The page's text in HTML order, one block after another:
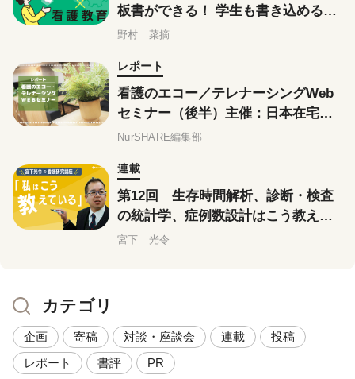
板書ができる！ 学生も書き込める！
「ホワイトボード」の基本的な使い
野村 菜摘
レポート
看護のエコー／テレナーシングWeb
セミナー（後半）主催：日本在宅ケ
ア学会
NurSHARE編集部
連載
第12回 生存時間解析、診断・検査
の統計学、症例数設計はこう教えて
いる
宮下 光令
カテゴリ
企画 寄稿 対談・座談会 連載
投稿
レポート
書評 PR